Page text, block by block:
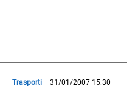
Trasporti 31/01/2007 15:30